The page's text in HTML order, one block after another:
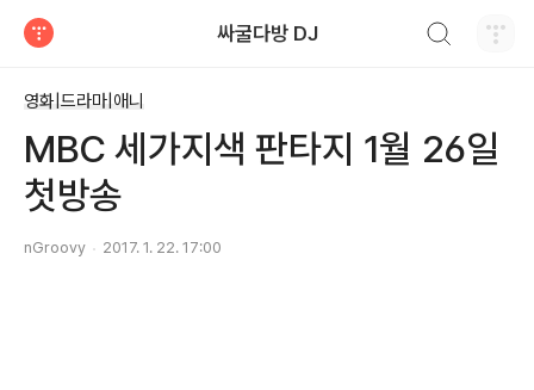
싸굴다방 DJ
영화|드라마|애니
MBC 세가지색 판타지 1월 26일
첫방송
nGroovy 2017. 1. 22. 17:00